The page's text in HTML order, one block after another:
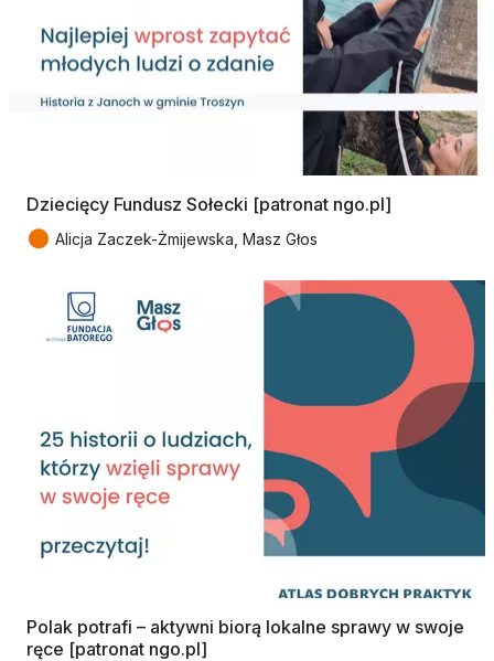
Dziecięcy Fundusz Sołecki [patronat ngo.pl]
● Alicja Zaczek-Żmijewska, Masz Głos
Polak potrafi – aktywni biorą lokalne sprawy w swoje
ręce [patronat ngo.pl]